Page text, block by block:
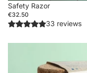
Safety Razor
€32.50
33 reviews